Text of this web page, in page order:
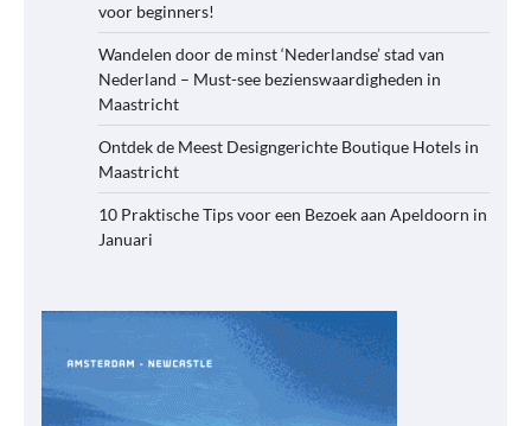
voor beginners!
Wandelen door de minst ‘Nederlandse’ stad van
Nederland – Must-see bezienswaardigheden in
Maastricht
Ontdek de Meest Designgerichte Boutique Hotels in
Maastricht
10 Praktische Tips voor een Bezoek aan Apeldoorn in
Januari